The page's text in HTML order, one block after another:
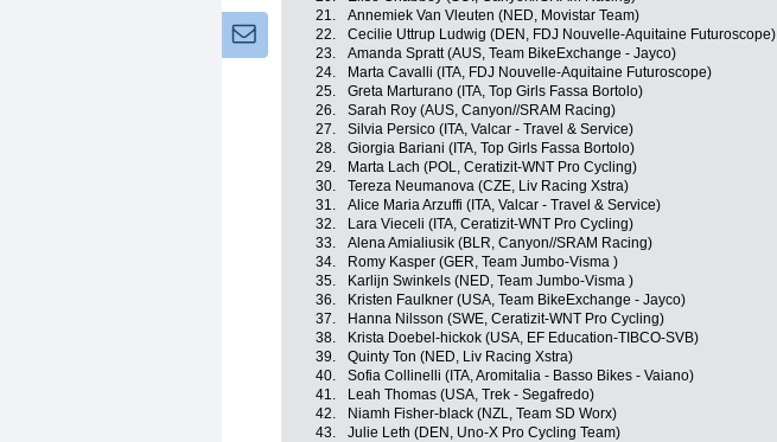
21.
Annemiek Van Vleuten (NED, Movistar Team)
22.
Cecilie Uttrup Ludwig (DEN, FDJ Nouvelle-Aquitaine Futuroscope)
23.
Amanda Spratt (AUS, Team BikeExchange - Jayco)
24.
Marta Cavalli (ITA, FDJ Nouvelle-Aquitaine Futuroscope)
25.
Greta Marturano (ITA, Top Girls Fassa Bortolo)
26.
Sarah Roy (AUS, Canyon//SRAM Racing)
27.
Silvia Persico (ITA, Valcar - Travel & Service)
28.
Giorgia Bariani (ITA, Top Girls Fassa Bortolo)
29.
Marta Lach (POL, Ceratizit-WNT Pro Cycling)
30.
Tereza Neumanova (CZE, Liv Racing Xstra)
31.
Alice Maria Arzuffi (ITA, Valcar - Travel & Service)
32.
Lara Vieceli (ITA, Ceratizit-WNT Pro Cycling)
33.
Alena Amialiusik (BLR, Canyon//SRAM Racing)
34.
Romy Kasper (GER, Team Jumbo-Visma )
35.
Karlijn Swinkels (NED, Team Jumbo-Visma )
36.
Kristen Faulkner (USA, Team BikeExchange - Jayco)
37.
Hanna Nilsson (SWE, Ceratizit-WNT Pro Cycling)
38.
Krista Doebel-hickok (USA, EF Education-TIBCO-SVB)
39.
Quinty Ton (NED, Liv Racing Xstra)
40.
Sofia Collinelli (ITA, Aromitalia - Basso Bikes - Vaiano)
41.
Leah Thomas (USA, Trek - Segafredo)
42.
Niamh Fisher-black (NZL, Team SD Worx)
43.
Julie Leth (DEN, Uno-X Pro Cycling Team)
Newsletter: